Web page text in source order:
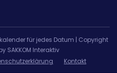
für jedes Datum | Copyright
SAKKOM Interaktiv
Kontakt